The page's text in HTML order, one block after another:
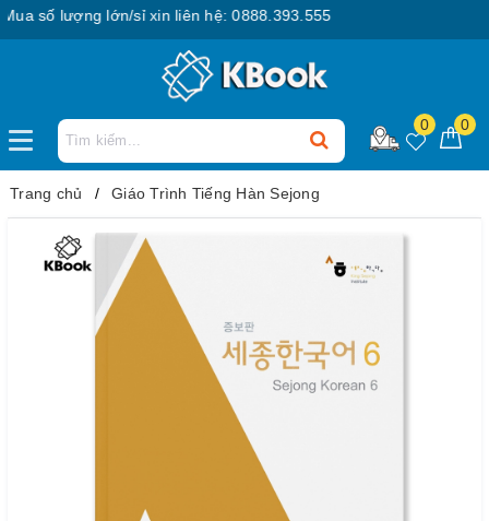
số lượng lớn/sỉ xin liên hệ: 0888.393.555
0 0
Trang chủ Giáo Trình Tiếng Hàn Sejong